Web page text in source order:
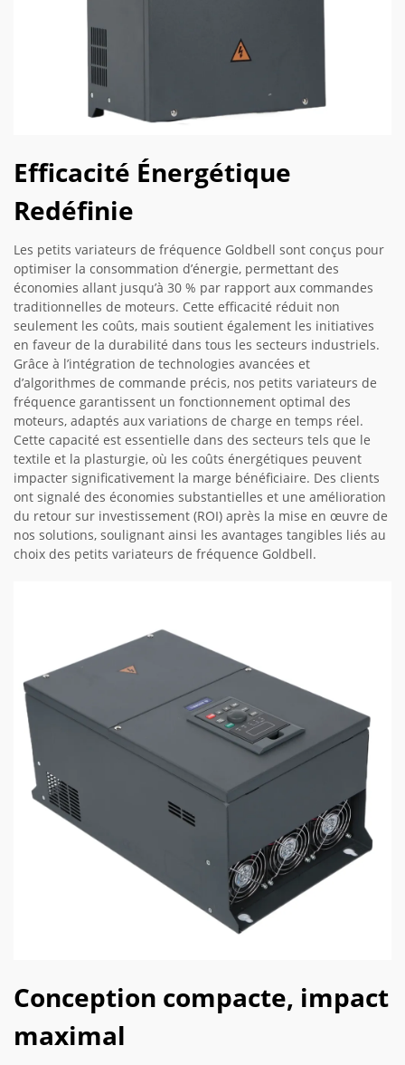
Efficacité Énergétique
Redéfinie
Les petits variateurs de fréquence Goldbell sont conçus pour
optimiser la consommation d’énergie, permettant des
économies allant jusqu’à 30 % par rapport aux commandes
traditionnelles de moteurs. Cette efficacité réduit non
seulement les coûts, mais soutient également les initiatives
en faveur de la durabilité dans tous les secteurs industriels.
Grâce à l’intégration de technologies avancées et
d’algorithmes de commande précis, nos petits variateurs de
fréquence garantissent un fonctionnement optimal des
moteurs, adaptés aux variations de charge en temps réel.
Cette capacité est essentielle dans des secteurs tels que le
textile et la plasturgie, où les coûts énergétiques peuvent
impacter significativement la marge bénéficiaire. Des clients
ont signalé des économies substantielles et une amélioration
du retour sur investissement (ROI) après la mise en œuvre de
nos solutions, soulignant ainsi les avantages tangibles liés au
choix des petits variateurs de fréquence Goldbell.
Conception compacte, impact
maximal